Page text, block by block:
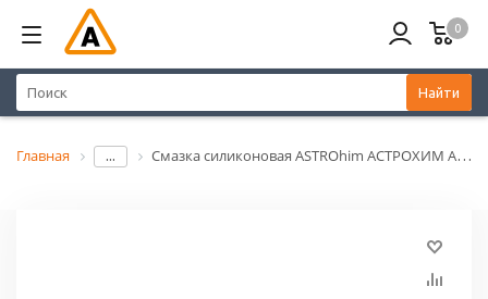
0
Найти
Главная ... Смазка силиконовая ASTROhim АСТРОХИМ AC-464( ролик)